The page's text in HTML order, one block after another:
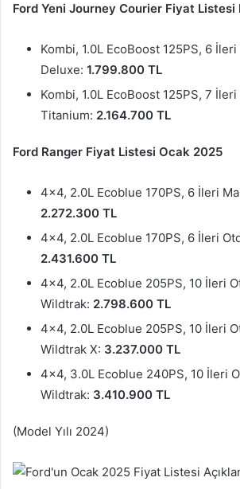
Ford Yeni Journey Courier Fiyat Listesi
Kombi, 1.0L EcoBoost 125PS, 6
Deluxe: 1.799.800 TL
Kombi, 1.0L EcoBoost 125PS, 7
Titanium: 2.164.700 TL
Ford Ranger Fiyat Listesi Ocak 2025
4×4, 2.0L Ecoblue 170PS, 6 İleri
2.272.300 TL
4×4, 2.0L Ecoblue 170PS, 6 İleri
2.431.600 TL
4×4, 2.0L Ecoblue 205PS, 10 İleri
Wildtrak: 2.798.600 TL
4×4, 2.0L Ecoblue 205PS, 10 İleri
Wildtrak X: 3.237.000 TL
4×4, 3.0L Ecoblue 240PS, 10 İleri
Wildtrak: 3.410.900 TL
(Model Yılı 2024)